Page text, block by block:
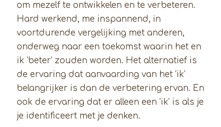
om mezelf te ontwikkelen en te verbeteren.
Hard werkend, me inspannend, in
voortdurende vergelijking met anderen,
onderweg naar een toekomst waarin het en
ik ‘beter’ zouden worden. Het alternatief is
de ervaring dat aanvaarding van het ‘ik’
belangrijker is dan de verbetering ervan. En
ook de ervaring dat er alleen een ‘ik’ is als je
je identificeert met je denken.